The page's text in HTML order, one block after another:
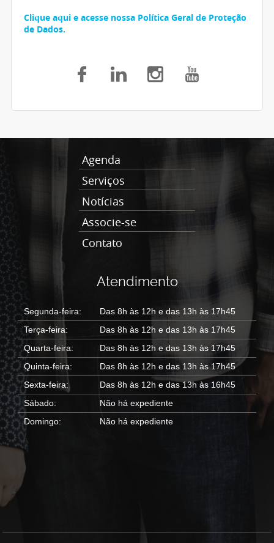
Clique aqui e acesse nossa Política Geral de Proteção
de Dados.
Agenda
Serviços
Notícias
Associe-se
Contato
Atendimento
Segunda-feira:
Das 8h às 12h e das 13h às 17h45
Terça-feira:
Das 8h às 12h e das 13h às 17h45
Quarta-feira:
Das 8h às 12h e das 13h às 17h45
Quinta-feira:
Das 8h às 12h e das 13h às 17h45
Sexta-feira:
Das 8h às 12h e das 13h às 16h45
Sábado:
Não há expediente
Domingo:
Não há expediente